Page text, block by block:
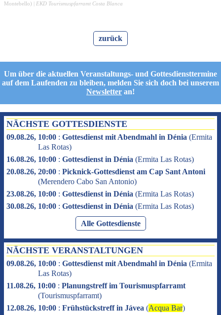
Montebello) | EKD Tourismuspfarramt Costa Blanca
zurück
Um über die aktuellen Veranstaltungs- und Gottesdiensttermine
auf dem Laufenden zu bleiben, melden Sie sich doch bei unserem
Newsletter an!
NÄCHSTE GOTTESDIENSTE
09.08.26, 10:00 : Gottesdienst mit Abendmahl in Dénia (Ermita
Las Rotas)
16.08.26, 10:00 : Gottesdienst in Dénia (Ermita Las Rotas)
20.08.26, 20:00 : Picknick-Gottesdienst am Cap Sant Antoni
(Merendero Cabo San Antonio)
23.08.26, 10:00 : Gottesdienst in Dénia (Ermita Las Rotas)
30.08.26, 10:00 : Gottesdienst in Dénia (Ermita Las Rotas)
Alle Gottesdienste
NÄCHSTE VERANSTALTUNGEN
09.08.26, 10:00 : Gottesdienst mit Abendmahl in Dénia (Ermita
Las Rotas)
11.08.26, 10:00 : Planungstreff im Tourismuspfarramt
(Tourismuspfarramt)
12.08.26, 10:00 : Frühstückstreff in Jávea (Acqua Bar)